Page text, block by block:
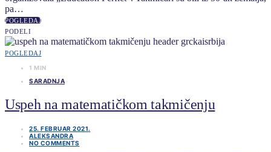
pa…
POGLEDAJ
PODELI
POGLEDAJ
1 MIN
SARADNJA
Uspeh na matematičkom takmičenju
25. FEBRUAR 2021.
ALEKSANDRA
NO COMMENTS